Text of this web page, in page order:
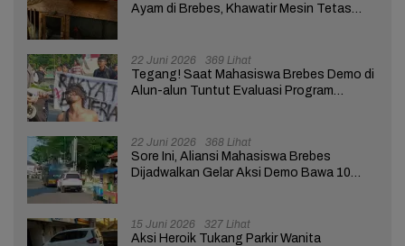
Ayam di Brebes, Khawatir Mesin Tetas
22 Juni 2026 369 Lihat
Tegang! Saat Mahasiswa Brebes Demo di
Alun-alun Tuntut Evaluasi Program
22 Juni 2026 368 Lihat
Sore Ini, Aliansi Mahasiswa Brebes
Dijadwalkan Gelar Aksi Demo Bawa 10
15 Juni 2026 327 Lihat
Aksi Heroik Tukang Parkir Wanita